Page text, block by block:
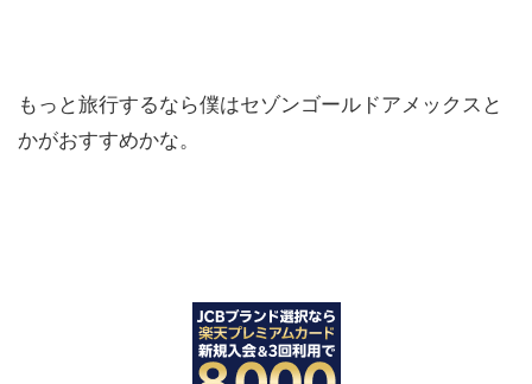
もっと旅行するなら僕はセゾンゴールドアメックスと
かがおすすめかな。